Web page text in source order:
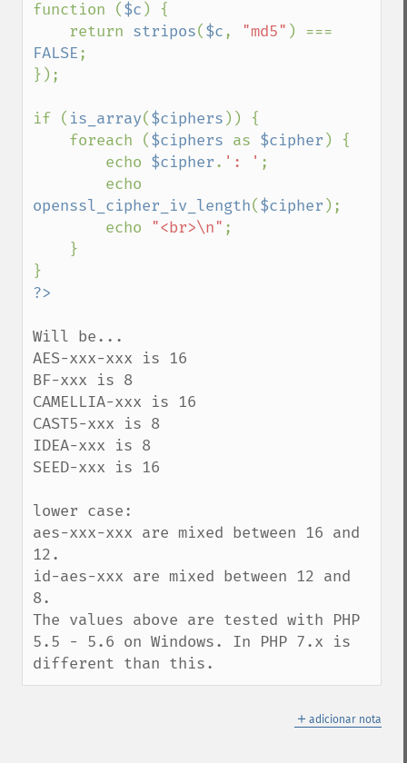
function ($c ) {
    return
stripos($c, "md5"
FALSE;
});
if ( is_array($ciphers )) {
    foreach (
$ciphers as $cipher ) {
        echo
$cipher. ': ' ;
openssl_cipher_iv_length($cipher );
        echo
"<br>\n" ;
Will be...
AES-xxx-xxx is 16
BF-xxx is 8
CAMELLIA-xxx is 16
CAST5-xxx is 8
IDEA-xxx is 8
SEED-xxx is 16
lower case:
aes-xxx-xxx are mixed between 16 and
12.
id-aes-xxx are mixed between 12 and
8.
The values above are tested with PHP
5.5 - 5.6 on Windows. In PHP 7.x is
different than this.
＋ adicionar nota